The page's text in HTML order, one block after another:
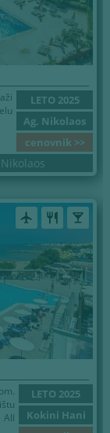
LETO 2025
Ag. Nikolaos
cenovnik >>
airplanemode_active restaurant local_bar
LETO 2025
Kokini Hani